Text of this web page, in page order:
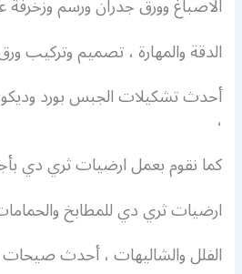
الدقة والمهارة ، تصميم وتركيب
أحدث تشكيلات الجبس بورد
،
كما نقوم بعمل ارضيات ثري دي
ارضيات ثري دي للمطابخ
الفلل والشاليهات ، أحدث